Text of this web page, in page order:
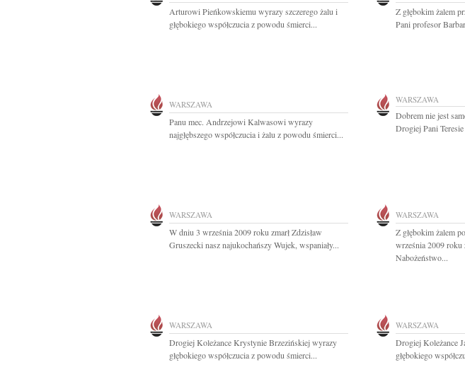
Arturowi Pieńkowskiemu wyrazy szczerego żalu i
głębokiego współczucia z powodu śmierci...
Z głębokim żalem
Pani profesor
WARSZAWA
Panu mec. Andrzejowi Kalwasowi wyrazy
najgłębszego współczucia i żalu z powodu śmierci...
WARSZAWA
Dobrem nie jest
Drogiej Pani
WARSZAWA
W dniu 3 września 2009 roku zmarł Zdzisław
Gruszecki nasz najukochańszy Wujek, wspaniały...
WARSZAWA
Z głębokim żalem
września 2009 roku
Nabożeństwo...
WARSZAWA
Drogiej Koleżance Krystynie Brzezińskiej wyrazy
głębokiego współczucia z powodu śmierci...
WARSZAWA
Drogiej Koleżance
głębokiego